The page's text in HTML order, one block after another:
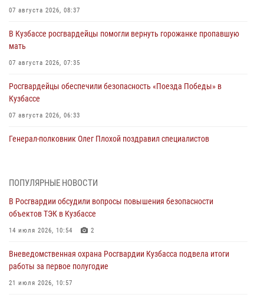
07 августа 2026, 08:37
В Кузбассе росгвардейцы помогли вернуть горожанке пропавшую
мать
07 августа 2026, 07:35
Росгвардейцы обеспечили безопасность «Поезда Победы» в
Кузбассе
07 августа 2026, 06:33
Генерал-полковник Олег Плохой поздравил специалистов
07 августа 2026, 05:32
С 1 сентября 2026 года вступает в силу новый федеральный закон о
частной охранной деятельности
06 августа 2026, 10:19
Росгвардейцы задержали предполагаемого виновника причинения
ножевого ранения кемеровчанину
06 августа 2026, 09:18
ПОПУЛЯРНЫЕ НОВОСТИ
В Росгвардии обсудили вопросы повышения безопасности
объектов ТЭК в Кузбассе
14 июля 2026, 10:54 2
Вневедомственная охрана Росгвардии Кузбасса подвела итоги
работы за первое полугодие
21 июля 2026, 10:57